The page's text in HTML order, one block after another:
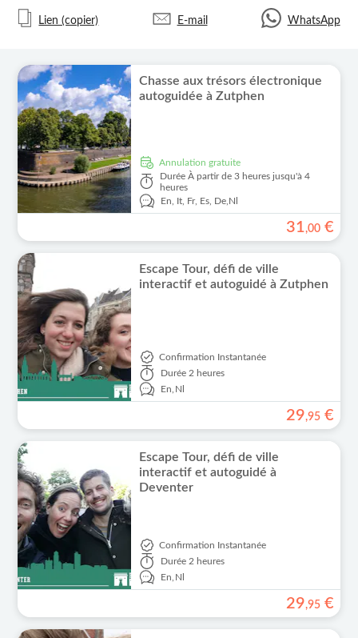
Lien (copier) E-mail WhatsApp
Chasse aux trésors électronique
autoguidée à Zutphen
Annulation gratuite
Durée À partir de 3 heures jusqu'à 4
heures
En,
It, Fr, Es, De,Nl
31,00 €
Escape Tour, défi de ville
interactif et autoguidé à Zutphen
Confirmation Instantanée
Durée 2 heures
En,Nl
29,95 €
Escape Tour, défi de ville
interactif et autoguidé à
Deventer
Confirmation Instantanée
Durée 2 heures
En,Nl
29,95 €